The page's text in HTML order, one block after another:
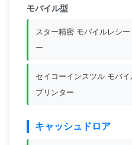
モバイル型
スター精密 モバイルレシー
ー
セイコーインスツル モバイ
プリンター
キャッシュドロア